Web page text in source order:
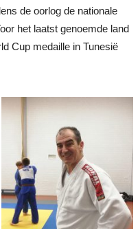
de oorlog de nationale
het laatst genoemde land
Cup medaille in Tunesië